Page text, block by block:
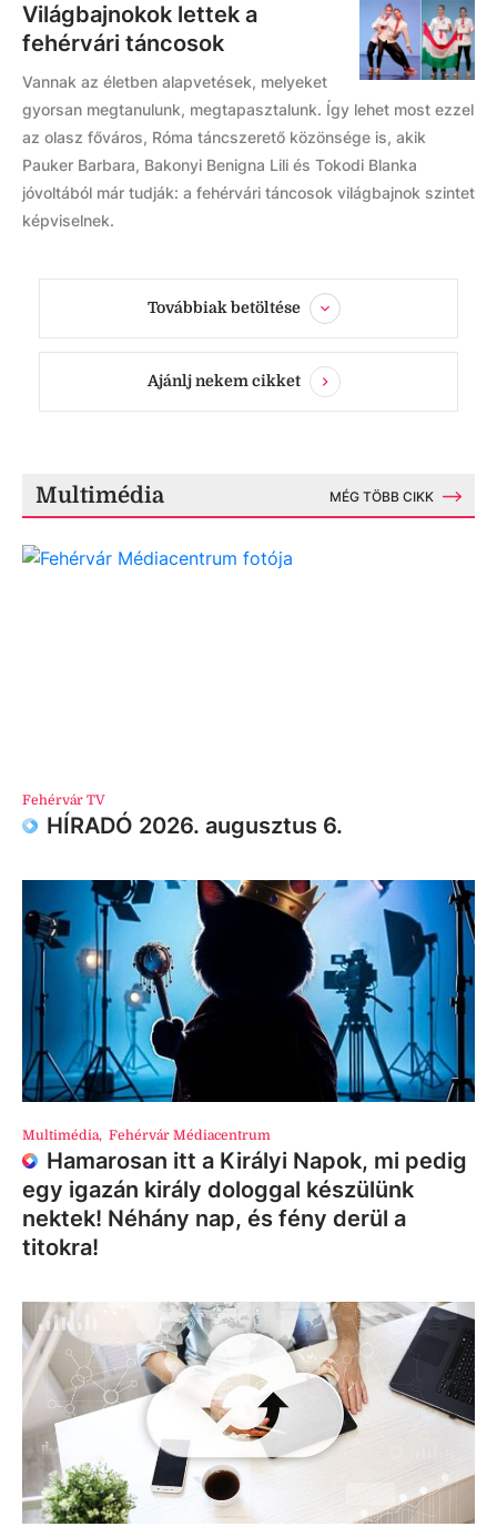
Világbajnokok lettek a
fehérvári táncosok
Vannak az életben alapvetések, melyeket
gyorsan megtanulunk, megtapasztalunk. Így lehet most ezzel
az olasz főváros, Róma táncszerető közönsége is, akik
Pauker Barbara, Bakonyi Benigna Lili és Tokodi Blanka
jóvoltából már tudják: a fehérvári táncosok világbajnok szintet
képviselnek.
Továbbiak betöltése
Ajánlj nekem cikket
Multimédia MÉG TÖBB CIKK
Fehérvár TV
HÍRADÓ 2026. augusztus 6.
Multimédia, Fehérvár Médiacentrum
Hamarosan itt a Királyi Napok, mi pedig
egy igazán király dologgal készülünk
nektek! Néhány nap, és fény derül a
titokra!